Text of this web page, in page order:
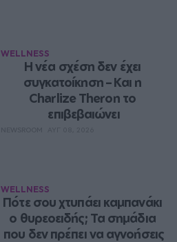
WELLNESS
Η νέα σχέση δεν έχει
συγκατοίκηση – Και η
Charlize Theron το
επιβεβαιώνει
WELLNESS
Πότε σου χτυπάει καμπανάκι
ο θυρεοειδής; Τα σημάδια
που δεν πρέπει να αγνοήσεις